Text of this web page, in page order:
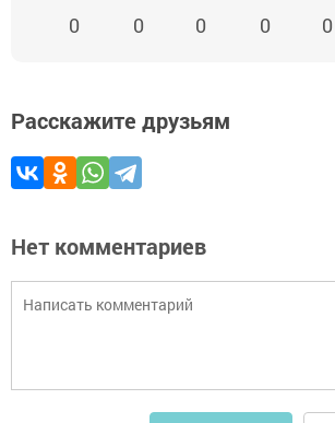
0 0 0 0 0
Расскажите друзьям
Нет комментариев